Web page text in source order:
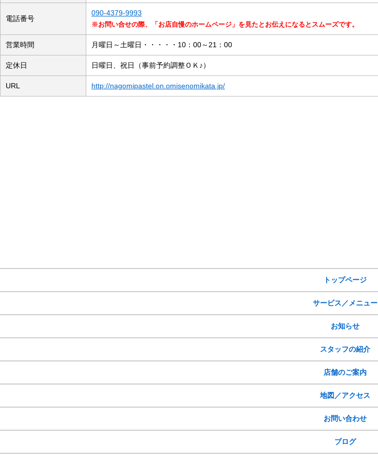
電話番号
090-4379-9993
※お問い合せの際、「お店自慢のホームページ」を見たとお伝えになるとスムーズです。
営業時間 月曜日～土曜日・・・・・10：00～21：00
定休日 日曜日、祝日（事前予約調整ＯＫ♪）
URL http://nagomipastel.on.omisenomikata.jp/
トップページ
サービス／メニュー
お知らせ
スタッフの紹介
店舗のご案内
地図／アクセス
お問い合わせ
ブログ